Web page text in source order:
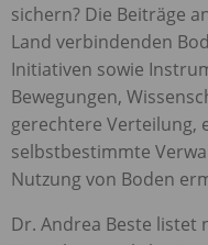
sichern? Die Beiträge
Land verbindenden
Initiativen sowie
Bewegungen,
gerechtere Verteilung,
selbstbestimmte
Nutzung von Boden
Dr. Andrea Beste listet